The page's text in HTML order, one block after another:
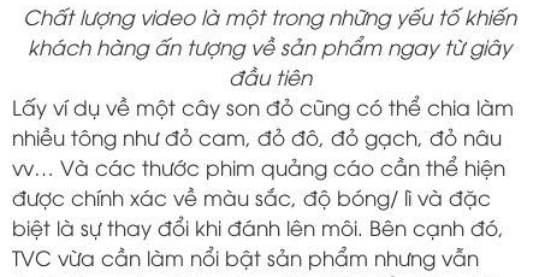
Chất lượng video là một trong những yếu tố khiến
khách hàng ấn tượng về sản phẩm ngay từ giây
đầu tiên
Lấy ví dụ về một cây son đỏ cũng có thể chia làm
nhiều tông như đỏ cam, đỏ đô, đỏ gạch, đỏ nâu
vv… Và các thước phim quảng cáo cần thể hiện
được chính xác về màu sắc, độ bóng/ lì và đặc
biệt là sự thay đổi khi đánh lên môi. Bên cạnh đó,
TVC vừa cần làm nổi bật sản phẩm nhưng vẫn